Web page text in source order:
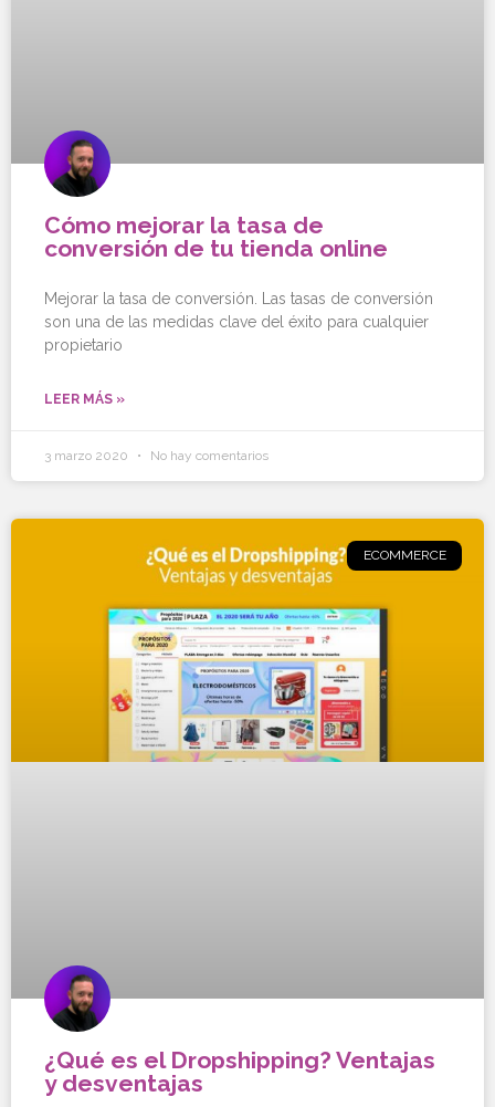
Cómo mejorar la tasa de
conversión de tu tienda online
Mejorar la tasa de conversión. Las tasas de conversión
son una de las medidas clave del éxito para cualquier
propietario
LEER MÁS »
3 marzo 2020 No hay comentarios
ECOMMERCE
¿Qué es el Dropshipping? Ventajas
y desventajas